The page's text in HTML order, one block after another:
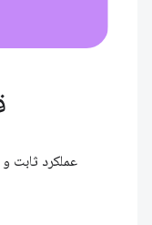
عملکرد ثابت